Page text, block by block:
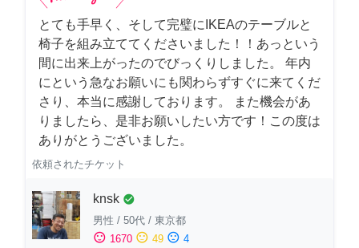
とても手早く、そして完璧にIKEAのテーブルと
椅子を組み立ててくださいました！！あっという
間に出来上がったのでびっくりしました。 年内
にという急なお願いにも関わらずすぐに来てくだ
さり、本当に感謝しております。 また機会があ
りましたら、是非お願いしたい方です！この度は
ありがとうございました。
依頼されたチケット
knsk check_circle
男性 / 50代 / 東京都
sentiment_satisfied 1670 sentiment_neutral 49 sentiment_dissatisfied 4